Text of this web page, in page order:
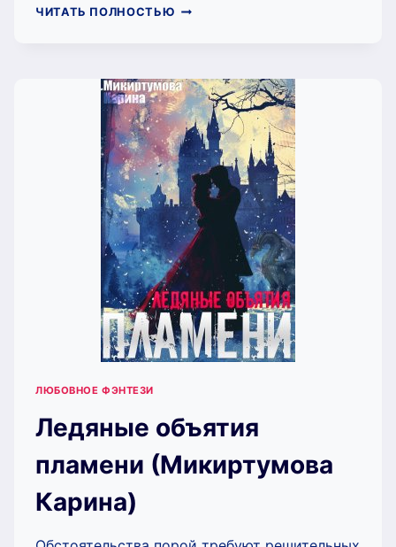
ЧИТАТЬ ПОЛНОСТЬЮ СОЙТИ
КАРИНА)
ЛЮБОВНОЕ ФЭНТЕЗИ
Ледяные объятия
пламени (Микиртумова
Карина)